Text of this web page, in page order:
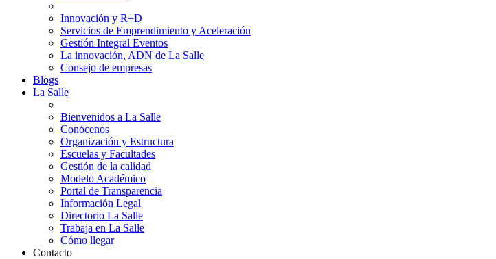
Innovación y R+D
Servicios de Emprendimiento y Aceleración
Gestión Integral Eventos
La innovación, ADN de La Salle
Consejo de empresas
Blogs
La Salle
Bienvenidos a La Salle
Conócenos
Organización y Estructura
Escuelas y Facultades
Gestión de la calidad
Modelo Académico
Portal de Transparencia
Información Legal
Directorio La Salle
Trabaja en La Salle
Cómo llegar
Contacto